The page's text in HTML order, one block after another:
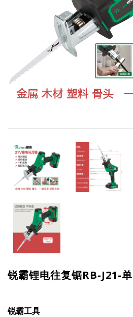
锐霸锂电往复锯RB-J21-
锐霸工具